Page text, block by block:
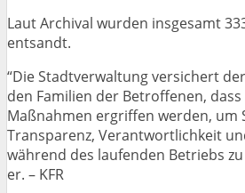
Laut Archival wurden insgesamt
entsandt.
“Die Stadtverwaltung versichert
den Familien der Betroffenen,
Maßnahmen ergriffen werden, um
Transparenz, Verantwortlichkeit
während des laufenden Betriebs
er. – KFR